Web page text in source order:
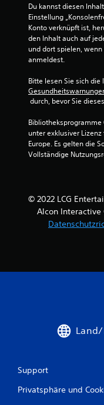
Du kannst diesen
Einstellung
Konto verknüpft ist,
den Inhalt auch auf
und dort spielen,
anmeldest.
Bitte lesen Sie sich
durch, bevor Sie
unter exklusiver
Europe. Es gelten die
Vollständige
© 2022 LCG
Alcon Interactive
Support
Privatsphäre und